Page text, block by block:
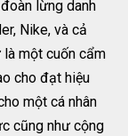
lừng danh
Nike, và cả
là một cuốn cẩm
cho đạt hiệu
một cá nhân
cũng như cộng